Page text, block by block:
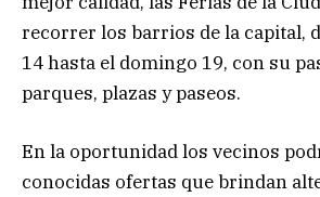
recorrer los barrios de la capital,
14 hasta el domingo 19, con su
parques, plazas y paseos.
En la oportunidad los vecinos
conocidas ofertas que brindan